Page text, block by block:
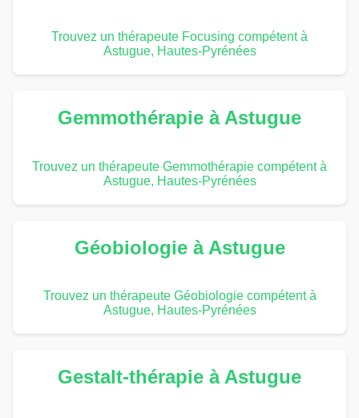
Trouvez un thérapeute Focusing compétent à
Astugue, Hautes-Pyrénées
Gemmothérapie à Astugue
Trouvez un thérapeute Gemmothérapie compétent à
Astugue, Hautes-Pyrénées
Géobiologie à Astugue
Trouvez un thérapeute Géobiologie compétent à
Astugue, Hautes-Pyrénées
Gestalt-thérapie à Astugue